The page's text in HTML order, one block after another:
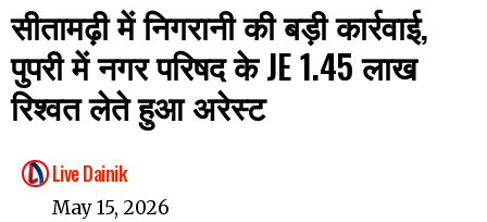
सीतामढ़ी में निगरानी की बड़ी कार्रवाई,
पुपरी में नगर परिषद के JE 1.45 लाख
रिश्वत लेते हुआ अरेस्ट
Live Dainik
May 15, 2026